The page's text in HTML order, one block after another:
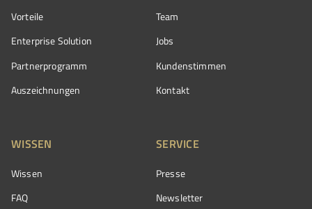
Vorteile
Enterprise Solution
Partnerprogramm
Auszeichnungen
Team
Jobs
Kundenstimmen
Kontakt
WISSEN
Wissen
FAQ
SERVICE
Presse
Newsletter